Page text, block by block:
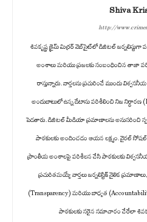
Shiva
http://
శివకృష్ణ క్రైమ్ మిర్రర్ వెబ్‌సైట్‌లో డిజిటల్
అంశాలు మరియు ప్రజలకు సంబంధించిన తాజా
రాస్తున్నారు. వార్తలను ప్రచురించే ముందు
అందుబాటులో ఉన్న డేటాను పరిశీలించి నిజ నిర్ధారణ
పెడతారు. డిజిటల్ మీడియా ప్రమాణాలను అనుసరించి
పాఠకులకు అందించడం ఆయన లక్ష్యం. వైరల్
ప్రాంతీయ అంశాలపై పరిశీలన చేసి పాఠకులకు
ప్రచురితమయ్యే వార్తలు జర్నలిస్టిక్ నైతిక
(Transparency) మరియు బాధ్యత
పాఠకులకు సరైన సమాచారం చేరేలా